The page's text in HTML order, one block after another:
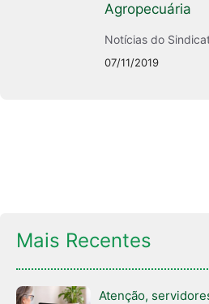
Agropecuária
Notícias do
07/11/2019
Mais Recentes
Atenção,